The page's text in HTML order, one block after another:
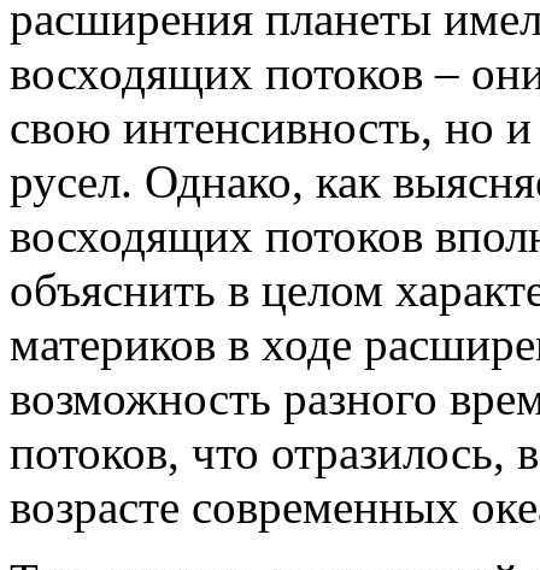
расширения планеты
восходящих потоков –
свою интенсивность, но
русел. Однако, как
восходящих потоков
объяснить в целом
материков в ходе
возможность разного
потоков, что отразилось,
возрасте современных